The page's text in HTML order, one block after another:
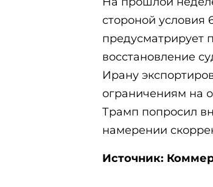
стороной
предусматрирует
восстановление
Ирану
ограничениям на
Трамп попросил
намерении
Источник: